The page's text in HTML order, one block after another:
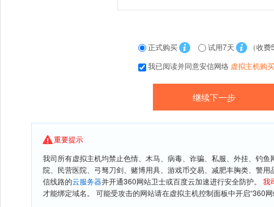
正式购买 试用7天
（收费
我已阅读并同意安信网络 虚拟主机购
重要提示
我司所有虚拟主机均禁止色情、木马、病毒、诈骗、私服、外挂、钓
院、民营医院、弓驽刀剑、赌博用具、游戏币交易、减肥丰胸类、警
信线路的云服务器并开通360网站卫士或百度云加速进行安全防护。 我
才能绑定域名。 可能受攻击的网站请在虚拟主机控制面板中开启“360